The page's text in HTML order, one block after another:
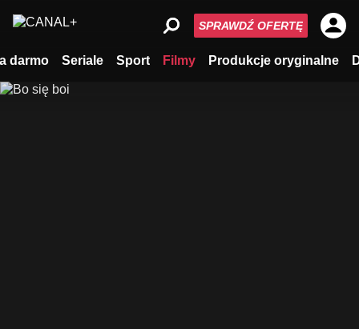
darmo Seriale Sport Filmy Produkcje oryginalne
SPRAWDŹ OFERTĘ